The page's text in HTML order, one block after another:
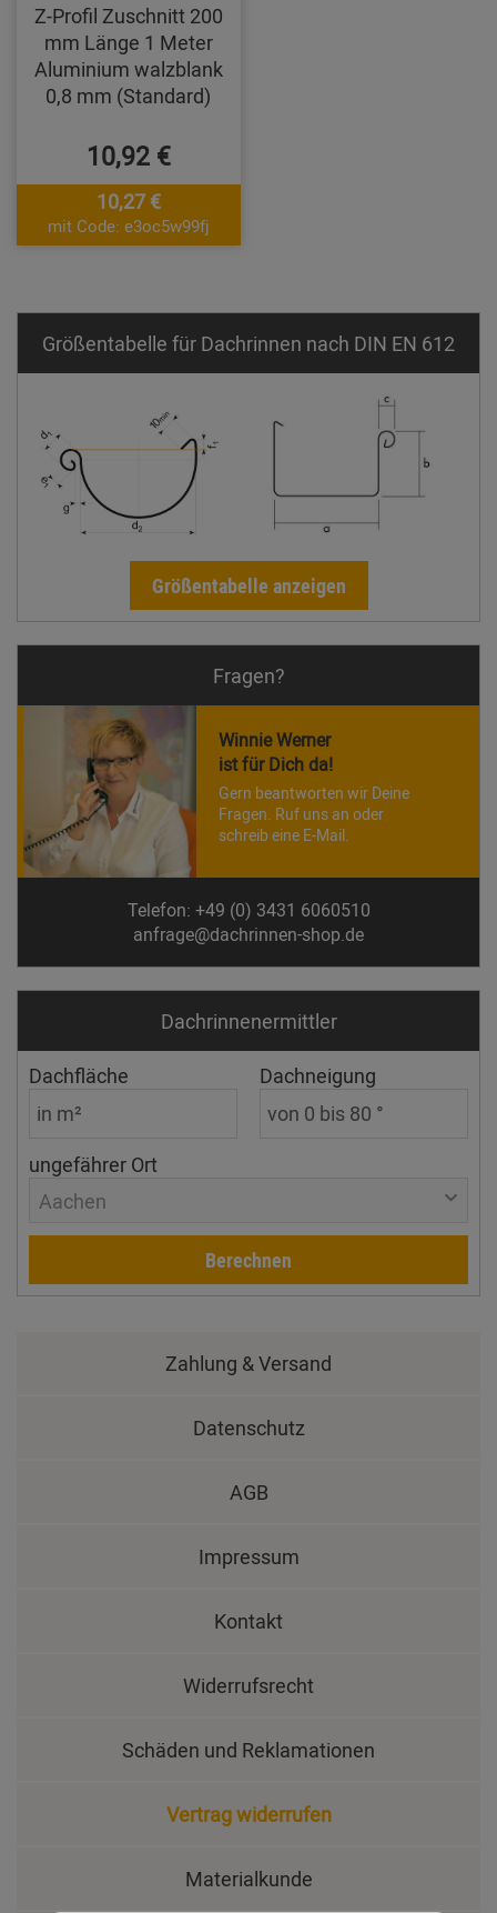
Z-Profil Zuschnitt 200
mm Länge 1 Meter
Aluminium walzblank
0,8 mm (Standard)
10,92 €
10,27 €
mit Code: e3oc5w99fj
Größentabelle für Dachrinnen nach DIN EN 612
Größentabelle anzeigen
Fragen?
Winnie Werner
ist für Dich da!
Gern beantworten wir Deine
Fragen. Ruf uns an oder
schreib eine E-Mail.
Telefon: +49 (0) 3431 6060510
anfrage@dachrinnen-shop.de
Dachrinnen­ermittler
Dachfläche Dachneigung
ungefährer Ort
Aachen
Berechnen
Zahlung & Versand
Datenschutz
AGB
Impressum
Kontakt
Widerrufsrecht
Schäden und Reklamationen
Vertrag widerrufen
Materialkunde